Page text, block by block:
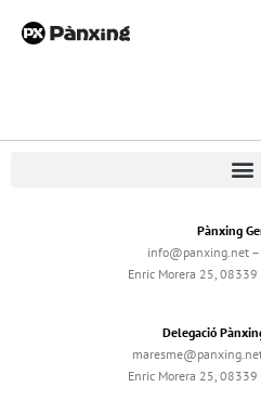
Pànxing
info@panxing.net
Enric Morera 25,
Delegació
Enric Morera 25,